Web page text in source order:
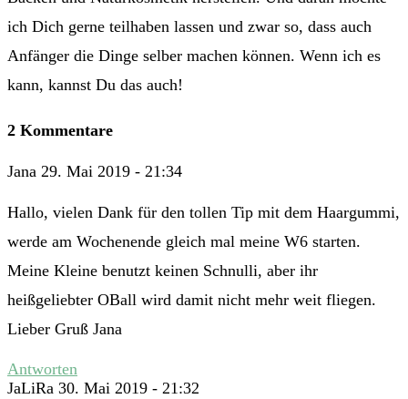
ich Dich gerne teilhaben lassen und zwar so, dass auch
Anfänger die Dinge selber machen können. Wenn ich es
kann, kannst Du das auch!
2 Kommentare
Jana 29. Mai 2019 - 21:34
Hallo, vielen Dank für den tollen Tip mit dem Haargummi,
werde am Wochenende gleich mal meine W6 starten.
Meine Kleine benutzt keinen Schnulli, aber ihr
heißgeliebter OBall wird damit nicht mehr weit fliegen.
Lieber Gruß Jana
Antworten
JaLiRa 30. Mai 2019 - 21:32